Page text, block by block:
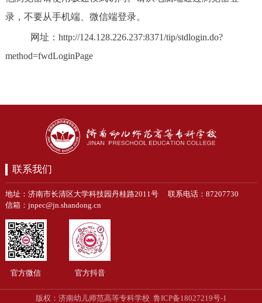
录，不要从手机端、微信端登录。
网址： http://124.128.226.237:8371/tip/stdlogin.do?
method=fwdLoginPage
联系我们
地址：济南市长清区大学科技园丹桂路2011号 联系电话：87207730
信箱：jnpec@jn.shandong.cn
官方微信 官方抖音
版权：济南幼儿师范高等专科学校 鲁ICP备18027219号-1